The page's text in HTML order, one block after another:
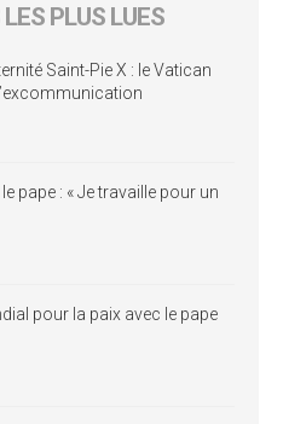
PLUS LUES
Saint-Pie X : le Vatican
pape : « Je travaille pour un
pour la paix avec le pape